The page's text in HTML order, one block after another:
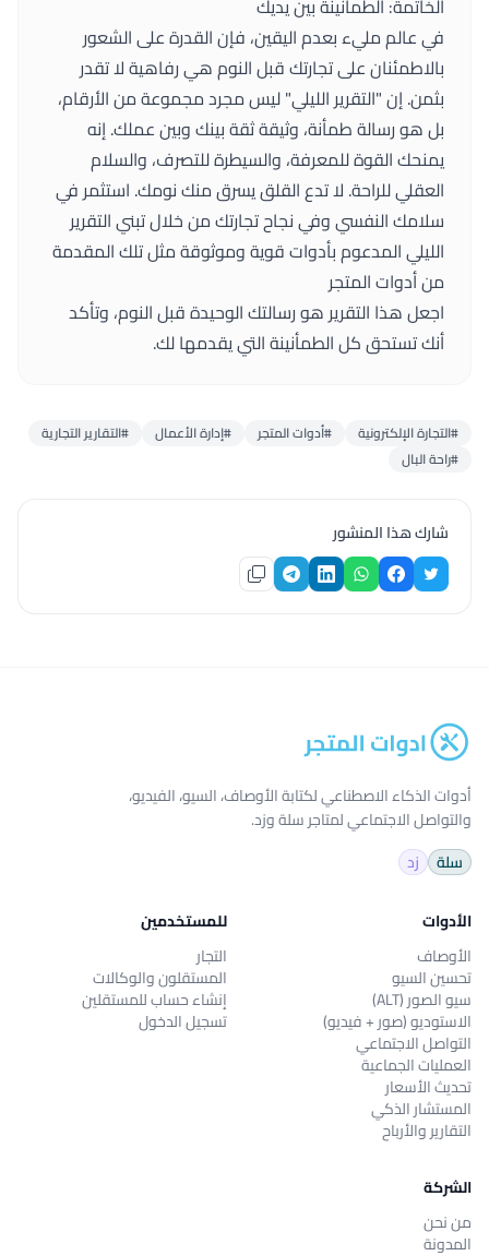
الخاتمة: الطمأنينة بين يديك
في عالم مليء بعدم اليقين، فإن القدرة على الشعور
بالاطمئنان على تجارتك قبل النوم هي رفاهية لا تقدر
بثمن. إن "التقرير الليلي" ليس مجرد مجموعة من الأرقام،
بل هو رسالة طمأنة، وثيقة ثقة بينك وبين عملك. إنه
يمنحك القوة للمعرفة، والسيطرة للتصرف، والسلام
العقلي للراحة. لا تدع القلق يسرق منك نومك. استثمر في
سلامك النفسي وفي نجاح تجارتك من خلال تبني التقرير
الليلي المدعوم بأدوات قوية وموثوقة مثل تلك المقدمة
منأدوات المتجر
اجعل هذا التقرير هو رسالتك الوحيدة قبل النوم، وتأكد
أنك تستحق كل الطمأنينة التي يقدمها لك.
#التجارة الإلكترونية #أدوات المتجر #إدارة الأعمال
#التقارير التجارية
#راحة البال
شارك هذا المنشور
أدوات الذكاء الاصطناعي لكتابة الأوصاف، السيو، الفيديو،
والتواصل الاجتماعي لمتاجر سلة وزد.
سلة
زد
الأدوات
الأوصاف
تحسين السيو
سيو الصور (ALT)
الاستوديو (صور + فيديو)
التواصل الاجتماعي
العمليات الجماعية
تحديث الأسعار
المستشار الذكي
التقارير والأرباح
للمستخدمين
التجار
المستقلون والوكالات
إنشاء حساب للمستقلين
تسجيل الدخول
الشركة
من نحن
المدونة